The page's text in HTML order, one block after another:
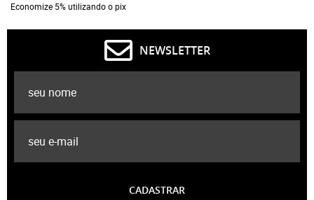
Economize 5% utilizando o pix
NEWSLETTER
CADASTRAR